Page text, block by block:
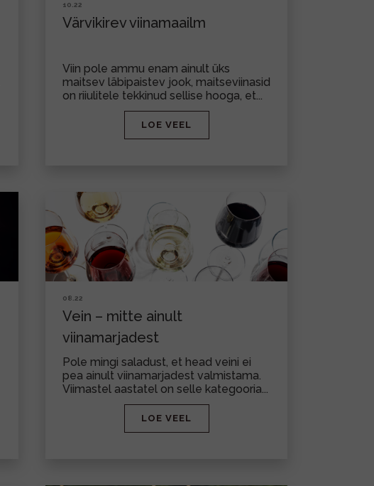
10.22
Värvikirev viinamaailm
Viin pole ammu enam ainult üks
maitsev läbipaistev jook, maitseviinasid
on riiulitele tekkinud sellise hooga, et...
LOE VEEL
08.22
Vein – mitte ainult
viinamarjadest
Pole mingi saladust, et head veini ei
pea ainult viinamarjadest valmistama.
Viimastel aastatel on selle kategooria...
LOE VEEL